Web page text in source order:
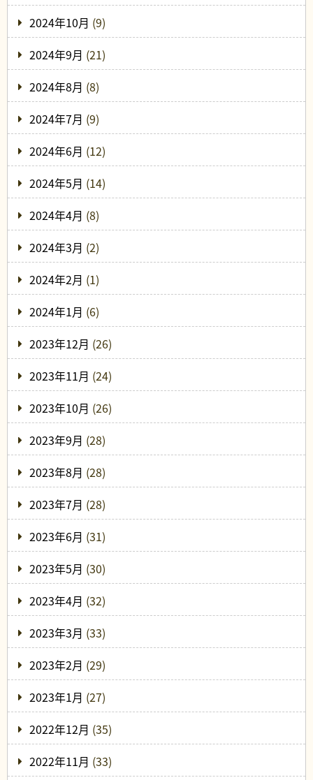
2024年10月 (9)
2024年9月 (21)
2024年8月 (8)
2024年7月 (9)
2024年6月 (12)
2024年5月 (14)
2024年4月 (8)
2024年3月 (2)
2024年2月 (1)
2024年1月 (6)
2023年12月 (26)
2023年11月 (24)
2023年10月 (26)
2023年9月 (28)
2023年8月 (28)
2023年7月 (28)
2023年6月 (31)
2023年5月 (30)
2023年4月 (32)
2023年3月 (33)
2023年2月 (29)
2023年1月 (27)
2022年12月 (35)
2022年11月 (33)